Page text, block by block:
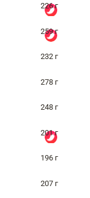
226 г
259 г
232 г
278 г
248 г
201 г
196 г
207 г